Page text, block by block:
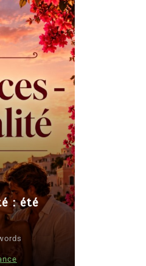
: été